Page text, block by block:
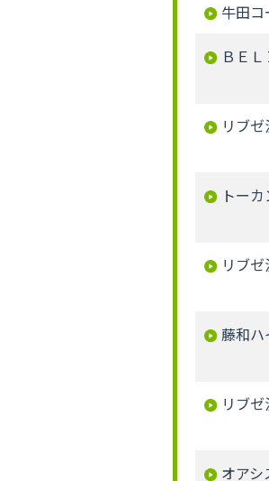
牛田
ＢＥ
リブ
トー
リブ
藤和
リブ
オア